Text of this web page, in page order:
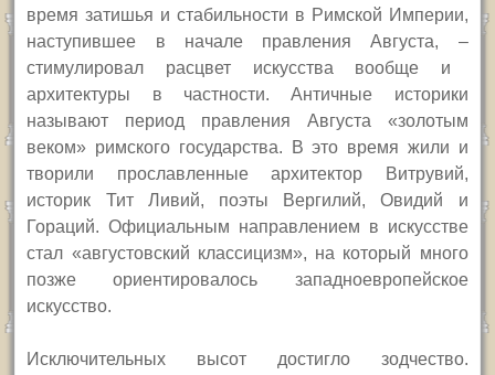
время затишья и стабильности в Римской Империи,
наступившее в начале правления Августа, –
стимулировал расцвет искусства вообще и
архитектуры в частности. Античные историки
называют период правления Августа «золотым
веком» римского государства. В это время жили и
творили прославленные архитектор Витрувий,
историк Тит Ливий, поэты Вергилий, Овидий и
Гораций. Официальным направлением в искусстве
стал «августовский классицизм», на который много
позже ориентировалось западноевропейское
искусство.
Исключительных высот достигло зодчество.